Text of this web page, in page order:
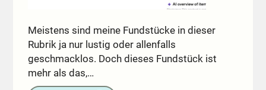
Meistens sind meine Fundstücke in dieser
Rubrik ja nur lustig oder allenfalls
geschmacklos. Doch dieses Fundstück ist
mehr als das,…